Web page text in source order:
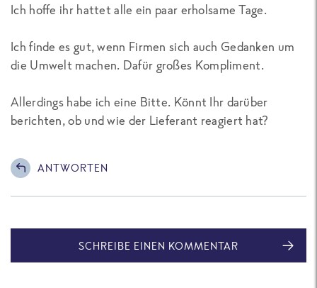
Ich hoffe ihr hattet alle ein paar erholsame Tage.
Ich finde es gut, wenn Firmen sich auch Gedanken um
die Umwelt machen. Dafür großes Kompliment.
Allerdings habe ich eine Bitte. Könnt Ihr darüber
berichten, ob und wie der Lieferant reagiert hat?
ANTWORTEN
SCHREIBE EINEN KOMMENTAR